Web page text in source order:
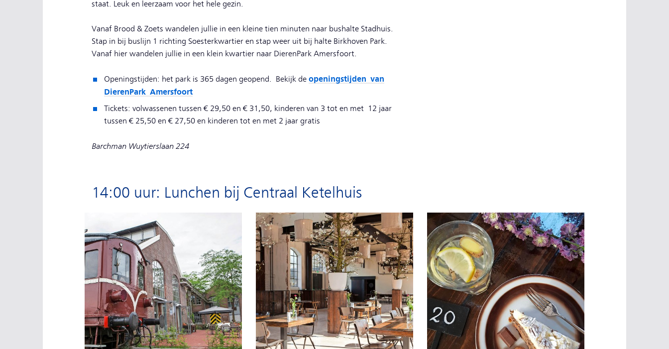
staat. Leuk en leerzaam voor het hele gezin.
Vanaf Brood & Zoets wandelen jullie in een kleine tien minuten naar bushalte Stadhuis.
Stap in bij buslijn 1 richting Soesterkwartier en stap weer uit bij halte Birkhoven Park.
Vanaf hier wandelen jullie in een klein kwartier naar DierenPark Amersfoort.
Openingstijden: het park is 365 dagen geopend. Bekijk de openingstijden van
DierenPark Amersfoort
Tickets: volwassenen tussen € 29,50 en € 31,50, kinderen van 3 tot en met 12 jaar
tussen € 25,50 en € 27,50 en kinderen tot en met 2 jaar gratis
Barchman Wuytierslaan 224
14:00 uur: Lunchen bij Centraal Ketelhuis